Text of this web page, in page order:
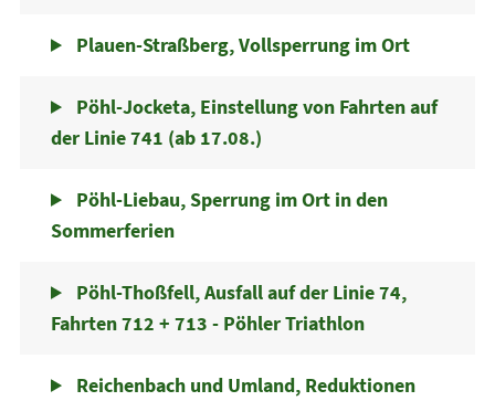
Plauen-Straßberg, Vollsperrung im Ort
Pöhl-Jocketa, Einstellung von Fahrten auf
der Linie 741 (ab 17.08.)
Pöhl-Liebau, Sperrung im Ort in den
Sommerferien
Pöhl-Thoßfell, Ausfall auf der Linie 74,
Fahrten 712 + 713 - Pöhler Triathlon
Reichenbach und Umland, Reduktionen